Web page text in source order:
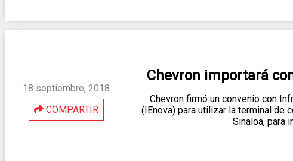
18 septiembre, 2018
COMPARTIR
Chevron importará
Chevron firmó un convenio con
(IEnova) para utilizar la terminal de
Sinaloa, para